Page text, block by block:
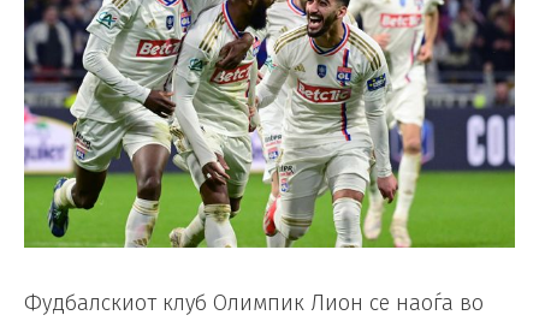
Фудбалскиот клуб Олимпик Лион се наоѓа во